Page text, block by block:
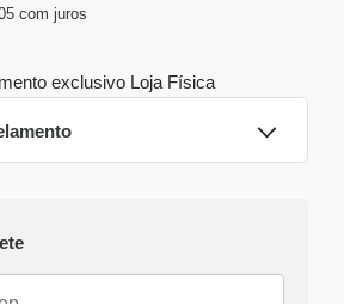
com juros
exclusivo Loja Física
Aprovação imediata